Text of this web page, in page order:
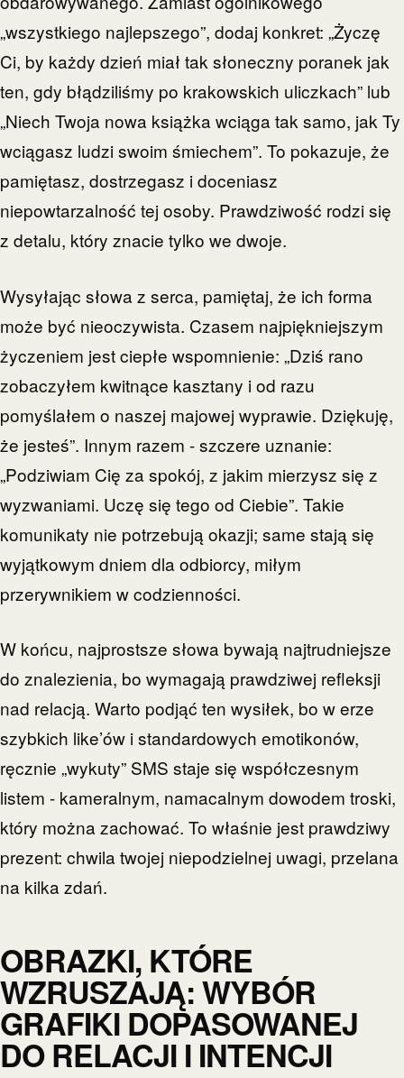
„wszystkiego najlepszego”, dodaj konkret: „Życzę
Ci, by każdy dzień miał tak słoneczny poranek jak
ten, gdy błądziliśmy po krakowskich uliczkach” lub
„Niech Twoja nowa książka wciąga tak samo, jak Ty
wciągasz ludzi swoim śmiechem”. To pokazuje, że
pamiętasz, dostrzegasz i doceniasz
niepowtarzalność tej osoby. Prawdziwość rodzi się
z detalu, który znacie tylko we dwoje.
Wysyłając słowa z serca, pamiętaj, że ich forma
może być nieoczywista. Czasem najpiękniejszym
życzeniem jest ciepłe wspomnienie: „Dziś rano
zobaczyłem kwitnące kasztany i od razu
pomyślałem o naszej majowej wyprawie. Dziękuję,
że jesteś”. Innym razem - szczere uznanie:
„Podziwiam Cię za spokój, z jakim mierzysz się z
wyzwaniami. Uczę się tego od Ciebie”. Takie
komunikaty nie potrzebują okazji; same stają się
wyjątkowym dniem dla odbiorcy, miłym
przerywnikiem w codzienności.
W końcu, najprostsze słowa bywają najtrudniejsze
do znalezienia, bo wymagają prawdziwej refleksji
nad relacją. Warto podjąć ten wysiłek, bo w erze
szybkich like’ów i standardowych emotikonów,
ręcznie „wykuty” SMS staje się współczesnym
listem - kameralnym, namacalnym dowodem troski,
który można zachować. To właśnie jest prawdziwy
prezent: chwila twojej niepodzielnej uwagi, przelana
na kilka zdań.
OBRAZKI, KTÓRE
WZRUSZAJĄ: WYBÓR
GRAFIKI DOPASOWANEJ
DO RELACJI I INTENCJI